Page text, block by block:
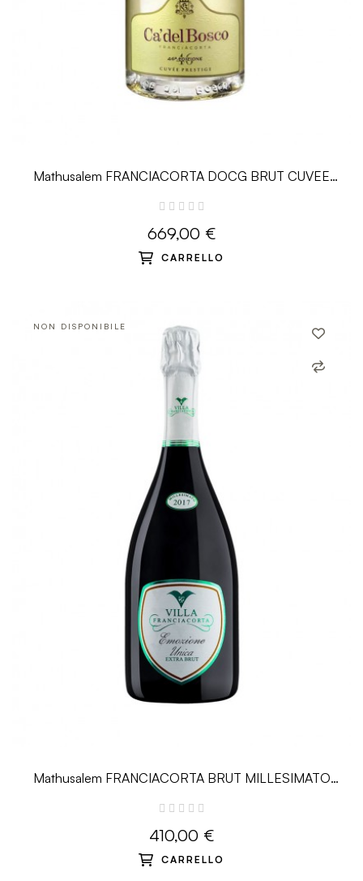
Mathusalem FRANCIACORTA DOCG BRUT CUVEE
669,00 €
CARRELLO
NON DISPONIBILE
Mathusalem FRANCIACORTA BRUT MILLESIMATO
410,00 €
CARRELLO